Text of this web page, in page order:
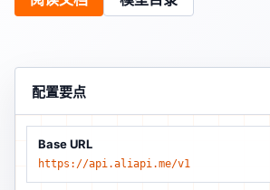
配置要点
Base URL
https://api.aliapi.me/v1